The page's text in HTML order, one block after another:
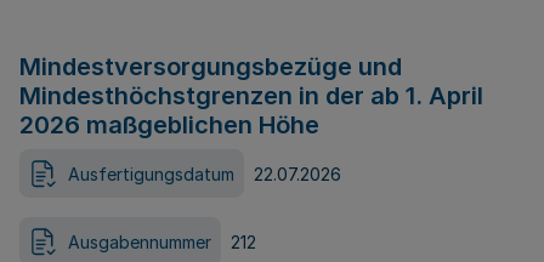
Mindestversorgungsbezüge und
Mindesthöchstgrenzen in der ab 1. April
2026 maßgeblichen Höhe
Ausfertigungsdatum 22.07.2026
Ausgabennummer 212